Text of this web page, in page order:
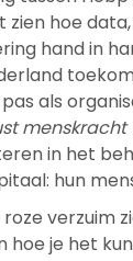
zien hoe
hand in
als
menskracht
in het
hun
verzuim
hoe je het